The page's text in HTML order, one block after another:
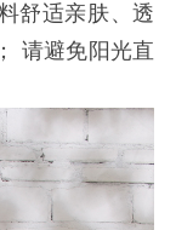
舒适亲肤、透
请避免阳光直